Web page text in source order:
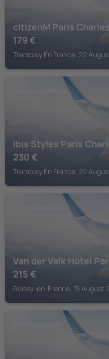
citizenM Paris
179 €
Tremblay En France, 22
Ibis Styles Paris
230 €
Tremblay En France, 22
Van der Valk Hotel
215 €
Roissy-en-France, 15 August